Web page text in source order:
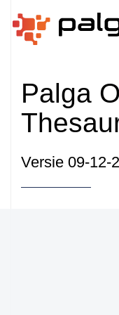
Palga
Versie 09-12-